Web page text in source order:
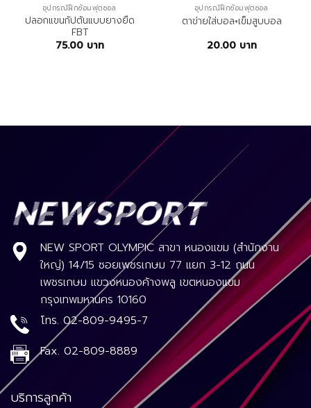
อุปกรณ์ฝึกซ้อมฟุตซอล
ปลอกแขนกัปตันแบบยางยืด
FBT
75.00 บาท
อุปกรณ์ฝึกซ้อมฟุตซอล
ตาข่ายใส่บอล+เข็มสูบบอล
20.00 บาท
NEW SPORT OLYMPIC สาขา หนองแขม (สำนักงาน
ใหญ่) 14/15 ซอยเพชรเกษม 77 แยก 3-12 ถนน
เพชรเกษม แขวงหนองค้างพลู เขตหนองแขม
กรุงเทพมหานคร 10160
โทร. 02-809-9495-7
Fax. 02-809-8889
บริการลูกค้า